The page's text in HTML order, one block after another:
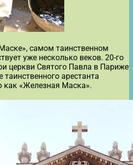
самом таинственном
уже несколько веков. 20-го
церкви Святого Павла в Париже
таинственного арестанта
как «Железная Маска».